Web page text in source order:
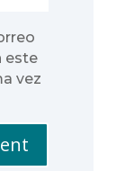
este
vez